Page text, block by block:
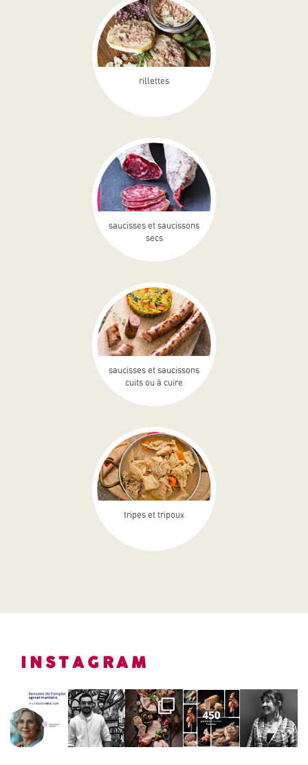
rillettes
saucisses et saucissons
secs
saucisses et saucissons
cuits ou à cuire
tripes et tripoux
INSTAGRAM